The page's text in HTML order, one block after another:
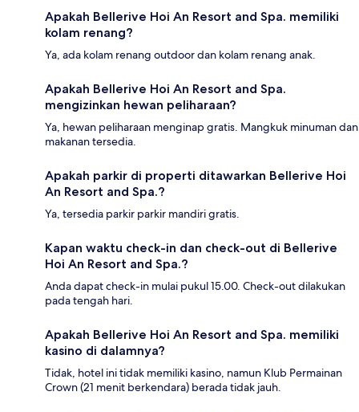
Apakah Bellerive Hoi An Resort and Spa. memiliki
kolam renang?
Ya, ada kolam renang outdoor dan kolam renang anak.
Apakah Bellerive Hoi An Resort and Spa.
mengizinkan hewan peliharaan?
Ya, hewan peliharaan menginap gratis. Mangkuk minuman dan
makanan tersedia.
Apakah parkir di properti ditawarkan Bellerive Hoi
An Resort and Spa.?
Ya, tersedia parkir parkir mandiri gratis.
Kapan waktu check-in dan check-out di Bellerive
Hoi An Resort and Spa.?
Anda dapat check-in mulai pukul 15.00. Check-out dilakukan
pada tengah hari.
Apakah Bellerive Hoi An Resort and Spa. memiliki
kasino di dalamnya?
Tidak, hotel ini tidak memiliki kasino, namun Klub Permainan
Crown (21 menit berkendara) berada tidak jauh.